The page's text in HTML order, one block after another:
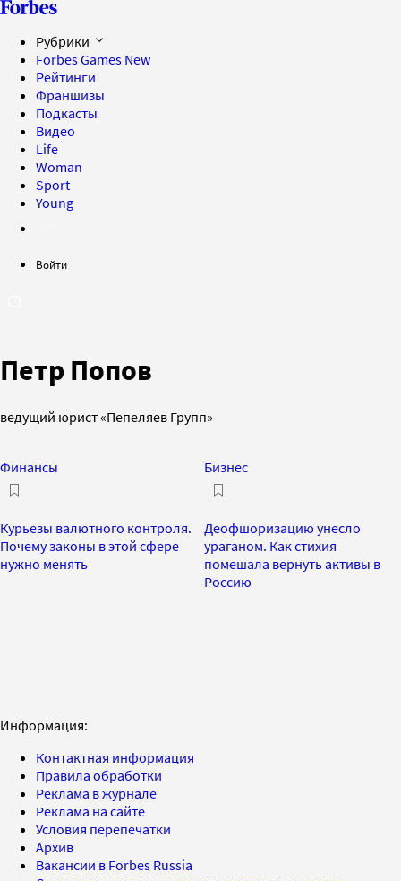
Рубрики
Forbes Games New
Рейтинги
Франшизы
Подкасты
Видео
Life
Woman
Sport
Young
Войти
Петр Попов
ведущий юрист «Пепеляев Групп»
Финансы
Курьезы валютного контроля.
Почему законы в этой сфере
нужно менять
Бизнес
Деофшоризацию унесло
ураганом. Как стихия
помешала вернуть активы в
Россию
Информация:
Контактная информация
Правила обработки
Реклама в журнале
Реклама на сайте
Условия перепечатки
Архив
Вакансии в Forbes Russia